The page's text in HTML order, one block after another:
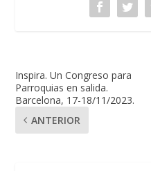
Inspira. Un Congreso para
Parroquias en salida.
Barcelona, 17-18/11/2023.
ANTERIOR